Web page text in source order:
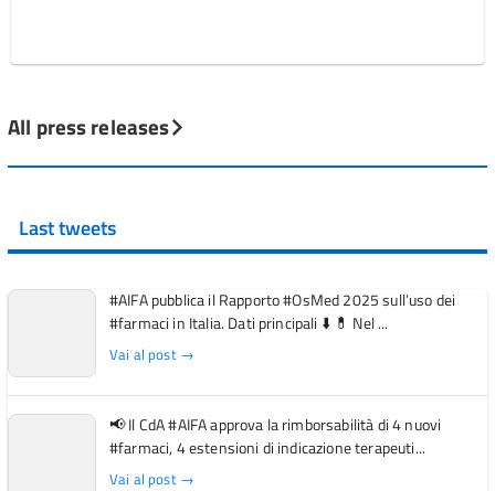
All press releases
Last tweets
#AIFA pubblica il Rapporto #OsMed 2025 sull’uso dei
#farmaci in Italia. Dati principali ⬇️ 💊 Nel ...
Vai al post →
📢 Il CdA #AIFA approva la rimborsabilità di 4 nuovi
#farmaci, 4 estensioni di indicazione terapeuti...
Vai al post →